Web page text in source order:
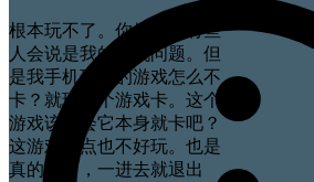
根本玩不了。你们可能有些
人会说是我的手机问题。但
是我手机玩别的游戏怎么不
卡？就玩这个游戏卡。这个
游戏该不会它本身就卡吧？
这游戏一点也不好玩。也是
真的服了，一进去就退出